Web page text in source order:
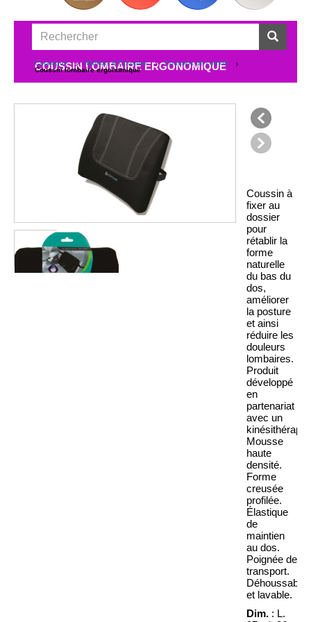
Catalogue Matelas & Coussins
Coussins de confort
Coussin lombaire ergonomique
COUSSIN LOMBAIRE ERGONOMIQUE
précédent
Coussin à
fixer au
dossier
pour
rétablir la
forme
naturelle
du bas du
dos,
améliorer
la posture
et ainsi
réduire les
douleurs
lombaires.
Produit
développé
en
partenariat
avec un
Mousse
haute
densité.
Forme
creusée
profilée.
Élastique
de
maintien
au dos.
Poignée de
transport.
Déhoussable
et lavable.
Dim. : L.